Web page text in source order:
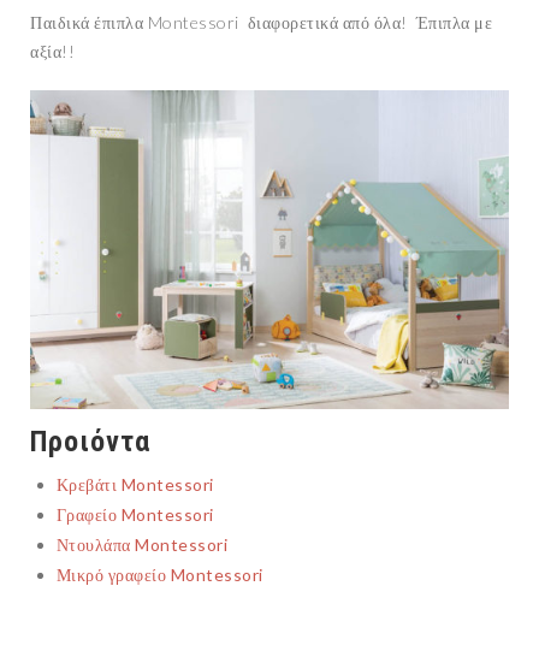
Παιδικά έπιπλα Montessori διαφορετικά από όλα! Έπιπλα με
αξία!!
Προιόντα
Κρεβάτι Montessori
Γραφείο Montessori
Ντουλάπα Montessori
Μικρό γραφείο Montessori